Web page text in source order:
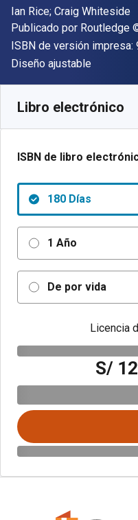
Autor(es)
Ian Rice; Craig Whiteside
Editor
Publicado por Routledge
ISBN de versión impresa:
Formato
Diseño ajustable
Libro electrónico
ISBN de libro
180 Días
1 Año
De por vida
Licencia
S/